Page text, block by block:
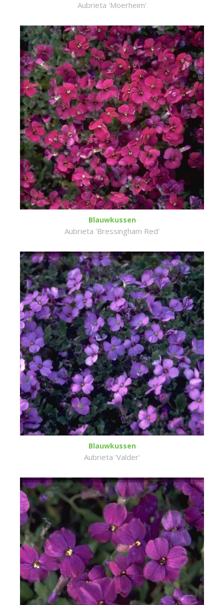
Aubrieta 'Moerheim'
Blauwkussen
Aubrieta 'Bressingham Red'
Blauwkussen
Aubrieta 'Valder'